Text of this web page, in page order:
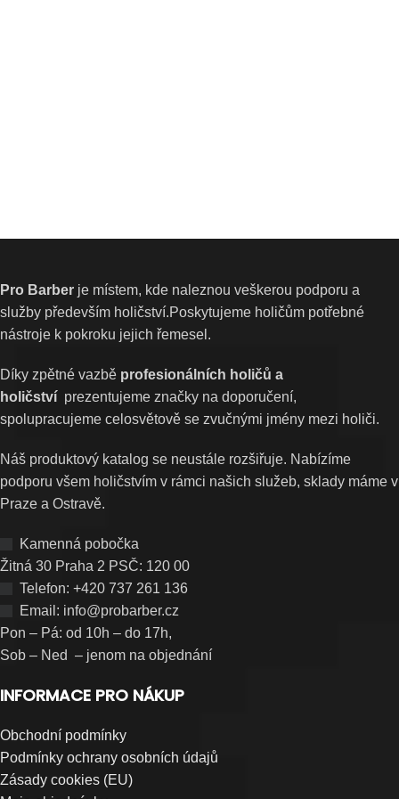
Pro Barber je místem, kde naleznou veškerou podporu a
služby především holičství.Poskytujeme holičům potřebné
nástroje k pokroku jejich řemesel.
Díky zpětné vazbě profesionálních holičů a
holičství prezentujeme značky na doporučení,
spolupracujeme celosvětově se zvučnými jmény mezi holiči.
Náš produktový katalog se neustále rozšiřuje. Nabízíme
podporu všem holičstvím v rámci našich služeb, sklady máme v
Praze a Ostravě.
Kamenná pobočka
Žitná 30 Praha 2 PSČ: 120 00
Telefon: +420 737 261 136
Email: info@probarber.cz
Pon – Pá: od 10h – do 17h,
Sob – Ned – jenom na objednání
INFORMACE PRO NÁKUP
Obchodní podmínky
Podmínky ochrany osobních údajů
Zásady cookies (EU)